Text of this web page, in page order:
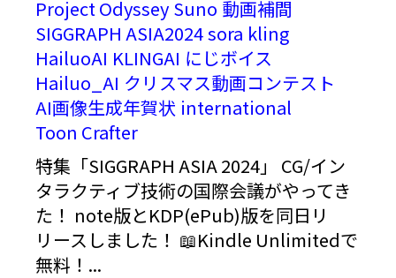
Project Odyssey Suno 動画補間
SIGGRAPH ASIA2024sora kling
HailuoAI KLINGAI にじボイス
Hailuo_AI クリスマス動画コンテスト
AI画像生成年賀状 international
Toon Crafter
特集「SIGGRAPH ASIA 2024」 CG/イン
タラクティブ技術の国際会議がやってき
た！ note版とKDP(ePub)版を同日リ
リースしました！ 📖Kindle Unlimitedで
無料！...